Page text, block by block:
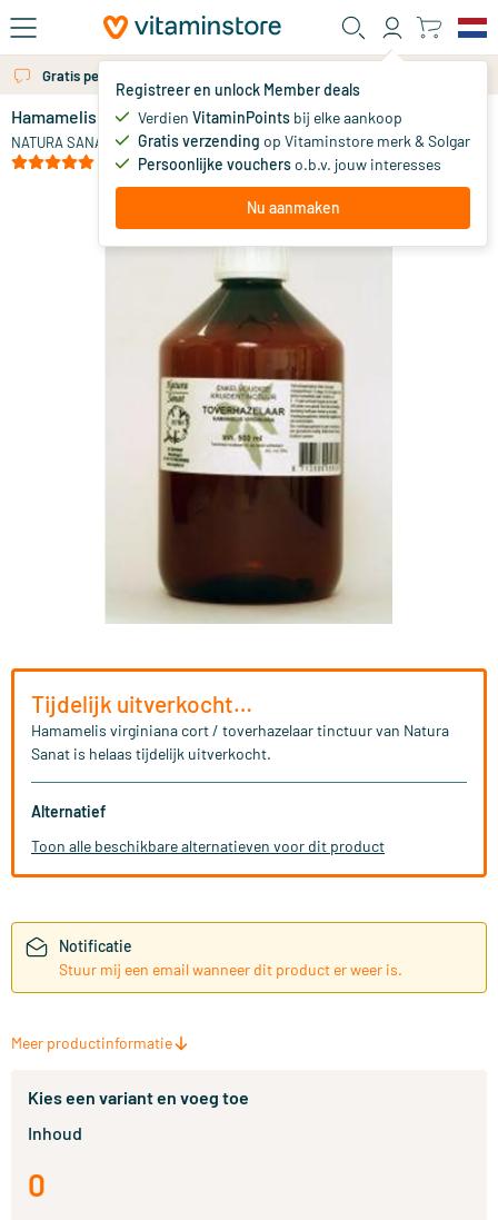
Ga naar de hoofdinhoud
Registreer en unlock Member deals
Verdien VitaminPoints bij elke aankoop
Gratis verzending op Vitaminstore merk & Solgar
Persoonlijke voucherso.b.v. jouw interesses
Nu aanmaken
Gratis persoonlijk advies via chat of email
Hamamelis virginiana cort / toverhazelaar tinctuur
NATURA SANAT
Tijdelijk uitverkocht…
Hamamelis virginiana cort / toverhazelaar tinctuur van Natura
Sanat is helaas tijdelijk uitverkocht.
Alternatief
Toon alle beschikbare alternatieven voor dit product
Notificatie
Stuur mij een email wanneer dit product er weer is.
Meer productinformatie
Kies een variant en voeg toe
Inhoud
0